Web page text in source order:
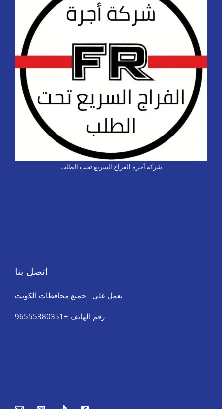
شركة أجرة الفراج السريع تحت الطلب
اتصل بنا
نعمل علي جميع محافظات الكويت
رقم الهاتف +96555380351